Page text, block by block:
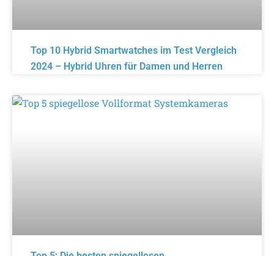
Top 10 Hybrid Smartwatches im Test Vergleich
2024 – Hybrid Uhren für Damen und Herren